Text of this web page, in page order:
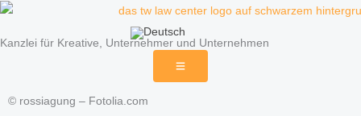
Zum
springen
Kanzlei für Kreative, Unternehmer und Unternehmen
© rossiagung – Fotolia.com